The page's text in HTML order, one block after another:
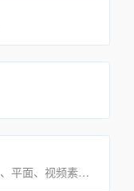
超全的音效、视频、配乐、3d、平面、视频素质下载平台。